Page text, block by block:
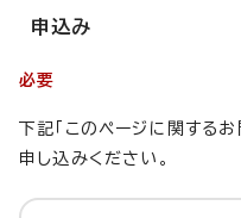
申込み
必要
下記「このページに関する
申し込みください。